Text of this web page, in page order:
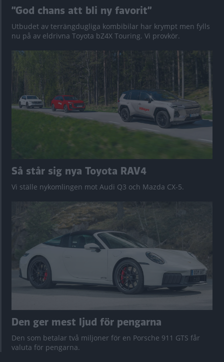
”God chans att bli ny favorit”
Utbudet av terrängdugliga kombibilar har krympt men fylls
nu på av eldrivna Toyota bZ4X Touring. Vi provkör.
Så står sig nya Toyota RAV4
Vi ställe nykomlingen mot Audi Q3 och Mazda CX-5.
Den ger mest ljud för pengarna
Den som betalar två miljoner för en Porsche 911 GTS får
valuta för pengarna.